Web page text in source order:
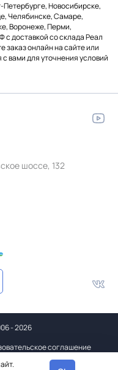
Петербурге, Новосибирске,
Челябинске, Самаре,
Воронеже, Перми,
с доставкой со склада Реал
заказ онлайн на сайте или
вами для уточнения условий
шоссе, 132
- 2026
соглашение